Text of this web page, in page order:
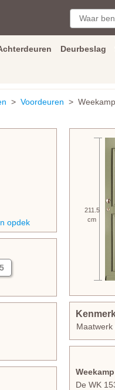
Deurbeslag
> Voordeuren >
opdek
211.5
cm
Maatwerk
De WK